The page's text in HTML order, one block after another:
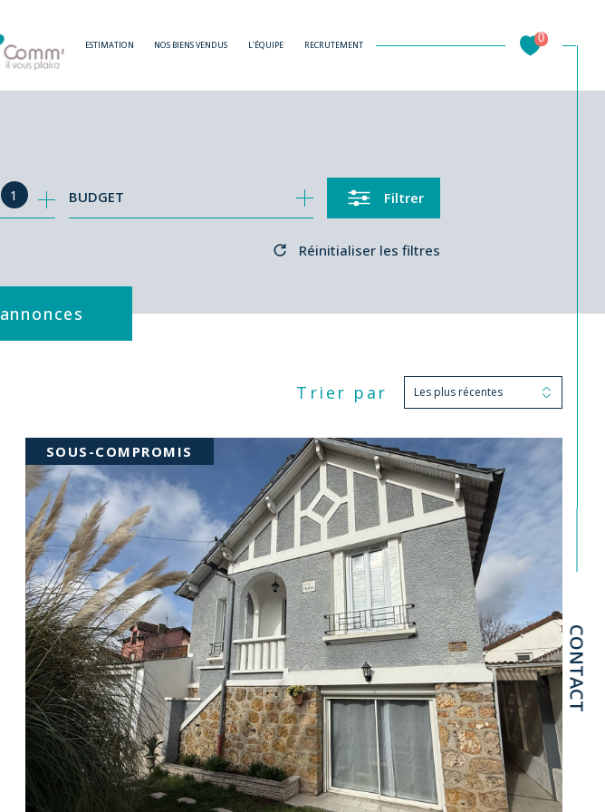
ESTIMATION NOS BIENS VENDUS L'ÉQUIPE RECRUTEMENT
0
CONTACT
1 BUDGET Filtrer
annonces
Réinitialiser les filtres
Trier par Les plus récentes
SOUS-COMPROMIS